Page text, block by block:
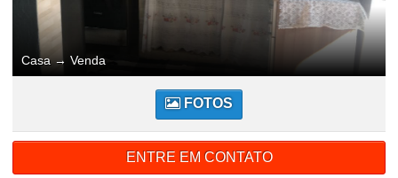
Casa→ Venda
FOTOS
ENTRE EM CONTATO